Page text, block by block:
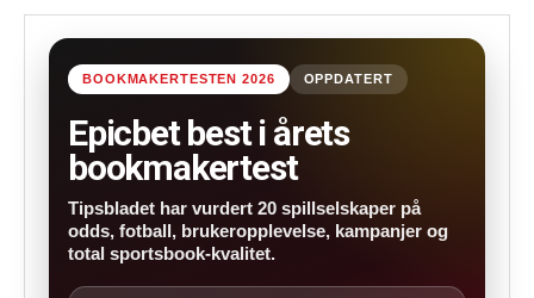
BOOKMAKERTESTEN 2026 OPPDATERT
Epicbet best i årets
bookmakertest
Tipsbladet har vurdert 20 spillselskaper på
odds, fotball, brukeropplevelse, kampanjer og
total sportsbook-kvalitet.